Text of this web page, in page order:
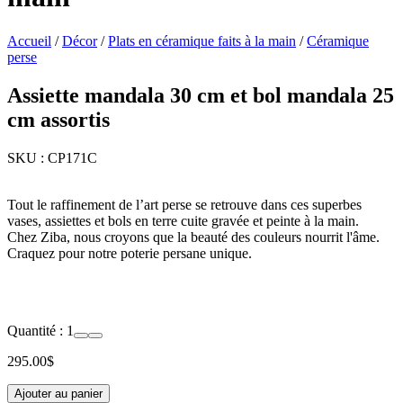
Accueil /Décor/Plats en céramique faits à la main /Céramique
perse
Assiette mandala 30 cm et bol mandala 25
cm assortis
SKU : CP171C
Tout le raffinement de l’art perse se retrouve dans ces superbes
vases, assiettes et bols en terre cuite gravée et peinte à la main.
Chez Ziba, nous croyons que la beauté des couleurs nourrit l'âme.
Craquez pour notre poterie persane unique.
Quantité : 1
295.00$
Ajouter au panier